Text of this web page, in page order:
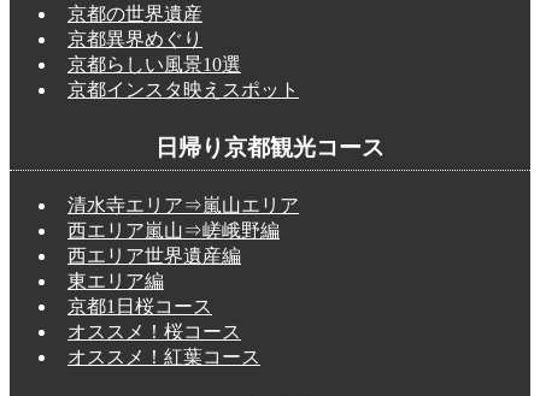
京都の世界遺産
京都異界めぐり
京都らしい風景10選
京都インスタ映えスポット
日帰り京都観光コース
清水寺エリア⇒嵐山エリア
西エリア嵐山⇒嵯峨野編
西エリア世界遺産編
東エリア編
京都1日桜コース
オススメ！桜コース
オススメ！紅葉コース